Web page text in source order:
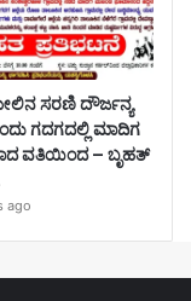
ಸರಣಿ ದೌರ್ಜನ್ಯ
ಗದಗದಲ್ಲಿ ಮಾದಿಗ
ವತಿಯಿಂದ – ಬೃಹತ್
ago